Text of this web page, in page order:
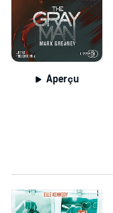
Aperçu